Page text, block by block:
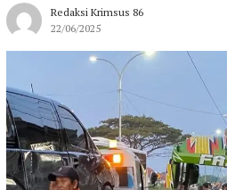
Redaksi Krimsus 86
22/06/2025